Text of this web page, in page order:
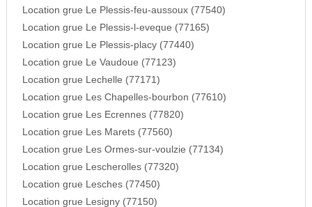
Location grue Le Plessis-feu-aussoux (77540)
Location grue Le Plessis-l-eveque (77165)
Location grue Le Plessis-placy (77440)
Location grue Le Vaudoue (77123)
Location grue Lechelle (77171)
Location grue Les Chapelles-bourbon (77610)
Location grue Les Ecrennes (77820)
Location grue Les Marets (77560)
Location grue Les Ormes-sur-voulzie (77134)
Location grue Lescherolles (77320)
Location grue Lesches (77450)
Location grue Lesigny (77150)